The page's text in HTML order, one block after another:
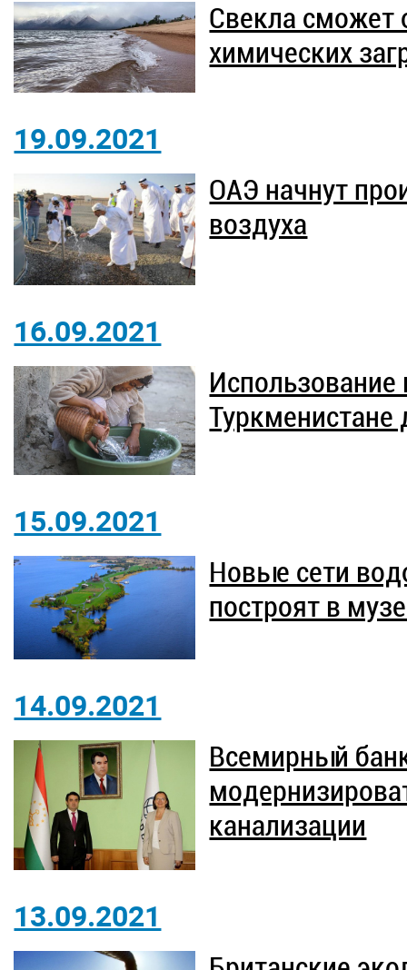
Свекла сможет
химических
19.09.2021
ОАЭ начнут
воздуха
16.09.2021
Туркменистане
15.09.2021
Новые сети
построят в
14.09.2021
Всемирный
канализации
13.09.2021